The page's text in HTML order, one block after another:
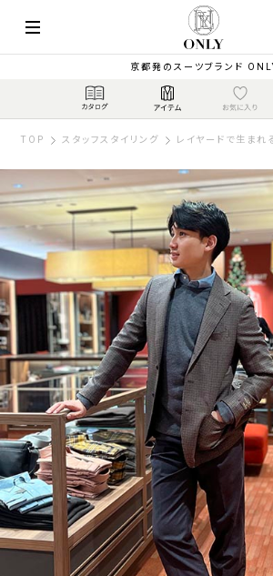
京都発のスーツブランド
TOP スタッフスタイリング レイヤードで生まれ